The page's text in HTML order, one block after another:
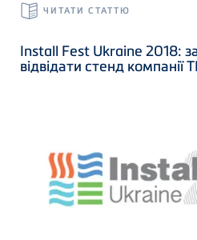
ЧИТАТИ СТАТТЮ
Install Fest Ukraine 2018:
відвідати стенд компанії